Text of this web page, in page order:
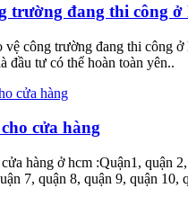
trường đang thi công ở
công trường đang thi công ở
đầu tư có thể hoàn toàn yên..
cửa hàng
hàng ở hcm :Quận1, quận
7, quận 8, quận 9, quận 10,